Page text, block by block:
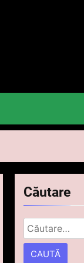
Căutare
Caută
după: